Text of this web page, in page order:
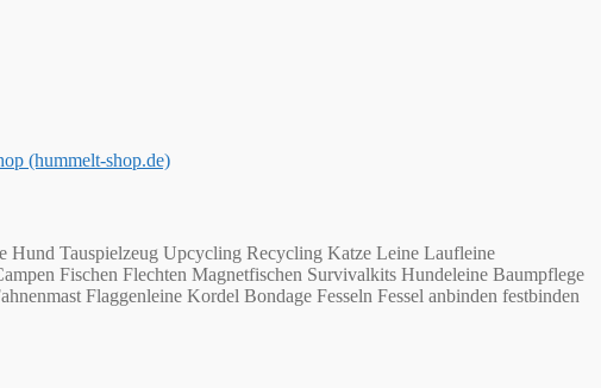
(hummelt-shop.de)
Hund Tauspielzeug Upcycling Recycling Katze Leine Laufleine
Fischen Flechten Magnetfischen Survivalkits Hundeleine Baumpflege
Flaggenleine Kordel Bondage Fesseln Fessel anbinden festbinden